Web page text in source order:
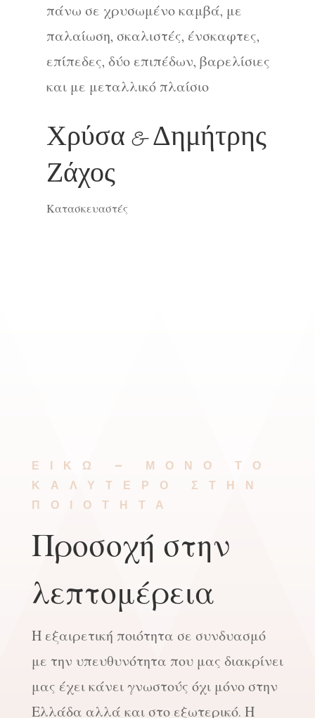
πάνω σε χρυσωμένο καμβά, με
παλαίωση, σκαλιστές, ένσκαφτες,
επίπεδες, δύο επιπέδων, βαρελίσιες
και με μεταλλικό πλαίσιο
Χρύσα & Δημήτρης
Ζάχος
Κατασκευαστές
ΕΙΚΩ – ΜΌΝΟ ΤΟ
ΚΑΛΎΤΕΡΟ ΣΤΗΝ
ΠΟΙΌΤΗΤΑ
Προσοχή στην
λεπτομέρεια
Η εξαιρετική ποιότητα σε συνδυασμό
με την υπευθυνότητα που μας διακρίνει
μας έχει κάνει γνωστούς όχι μόνο στην
Ελλάδα αλλά και στο εξωτερικό. Η